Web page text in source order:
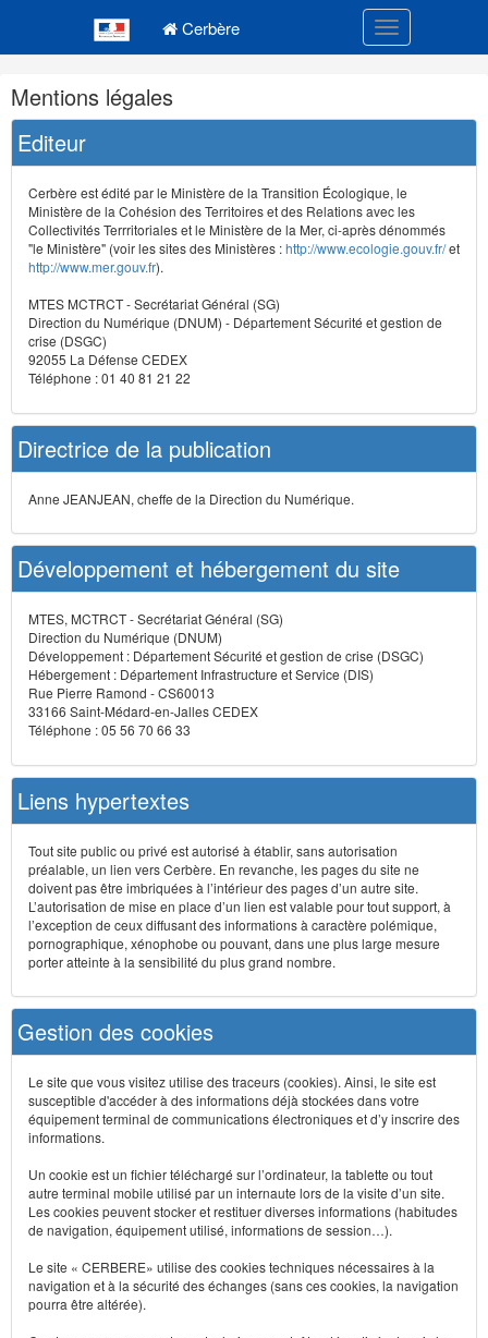
Cerbère Toggle
Navigation
et
outils
annexes
Mentions légales
Editeur
Cerbère est édité par le Ministère de la Transition Écologique, le
Ministère de la Cohésion des Territoires et des Relations avec les
Collectivités Terrritoriales et le Ministère de la Mer, ci-après dénommés
"le Ministère" (voir les sites des Ministères :http://www.ecologie.gouv.fr/et
http://www.mer.gouv.fr).
MTES MCTRCT - Secrétariat Général (SG)
Direction du Numérique (DNUM) - Département Sécurité et gestion de
crise (DSGC)
92055 La Défense CEDEX
Téléphone : 01 40 81 21 22
Directrice de la publication
Anne JEANJEAN, cheffe de la Direction du Numérique.
Développement et hébergement du site
MTES, MCTRCT - Secrétariat Général (SG)
Direction du Numérique (DNUM)
Développement : Département Sécurité et gestion de crise (DSGC)
Hébergement : Département Infrastructure et Service (DIS)
Rue Pierre Ramond - CS60013
33166 Saint-Médard-en-Jalles CEDEX
Téléphone : 05 56 70 66 33
Liens hypertextes
Tout site public ou privé est autorisé à établir, sans autorisation
préalable, un lien vers Cerbère. En revanche, les pages du site ne
doivent pas être imbriquées à l’intérieur des pages d’un autre site.
L’autorisation de mise en place d’un lien est valable pour tout support, à
l’exception de ceux diffusant des informations à caractère polémique,
pornographique, xénophobe ou pouvant, dans une plus large mesure
porter atteinte à la sensibilité du plus grand nombre.
Gestion des cookies
Le site que vous visitez utilise des traceurs (cookies). Ainsi, le site est
susceptible d'accéder à des informations déjà stockées dans votre
équipement terminal de communications électroniques et d’y inscrire des
informations.
Un cookie est un fichier téléchargé sur l’ordinateur, la tablette ou tout
autre terminal mobile utilisé par un internaute lors de la visite d’un site.
Les cookies peuvent stocker et restituer diverses informations (habitudes
de navigation, équipement utilisé, informations de session…).
Le site « CERBERE» utilise des cookies techniques nécessaires à la
navigation et à la sécurité des échanges (sans ces cookies, la navigation
pourra être altérée).